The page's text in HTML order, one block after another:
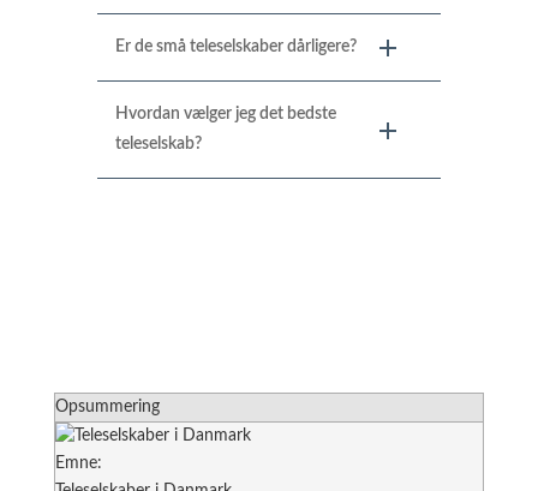
Er de små teleselskaber dårligere?
Hvordan vælger jeg det bedste
teleselskab?
Opsummering
Emne: